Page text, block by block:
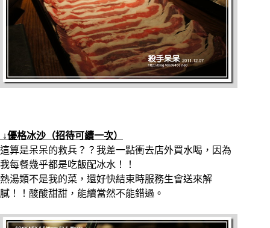
↓優格冰沙（招待可續一次）
這算是呆呆的救兵？？我差一點衝去店外買水喝，因為
我每餐幾乎都是吃飯配冰水！！
熱湯類不是我的菜，還好快結束時服務生會送來解
膩！！酸酸甜甜，能續當然不能錯過。